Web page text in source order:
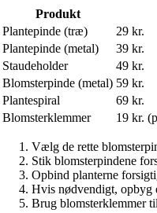
Produkt
Plantepinde (træ)
29 kr.
Plantepinde (metal)
39 kr.
Staudeholder
49 kr.
Blomsterpinde (metal) 59 kr.
Plantespiral
69 kr.
Blomsterklemmer
19 kr.
Vælg de rette
Stik blomsterpindene
Opbind planterne
Hvis nødvendigt, opbyg
Brug blomsterklemmer